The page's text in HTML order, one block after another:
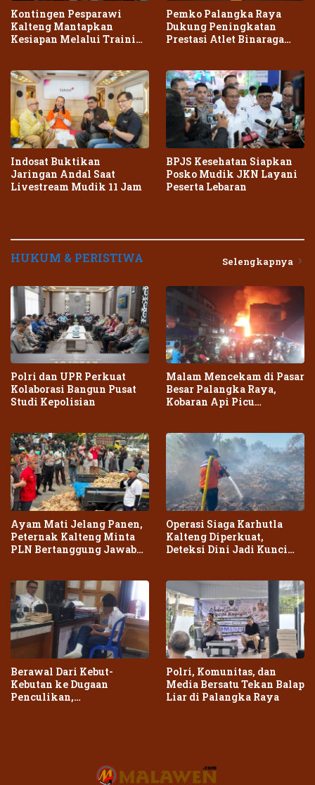
Kontingen Pesparawi
Kalteng Mantapkan
Kesiapan Melalui Training
Pemko Palangka Raya
Dukung Peningkatan
Prestasi Atlet Binaraga
Indosat Buktikan
Jaringan Andal Saat
Livestream Mudik 11 Jam
BPJS Kesehatan Siapkan
Posko Mudik JKN Layani
Peserta Lebaran
HUKUM & PERISTIWA Selengkapnya
Polri dan UPR Perkuat
Kolaborasi Bangun Pusat
Studi Kepolisian
Malam Mencekam di Pasar
Besar Palangka Raya,
Kobaran Api Picu
Ayam Mati Jelang Panen,
Peternak Kalteng Minta
PLN Bertanggung Jawab
Operasi Siaga Karhutla
Kalteng Diperkuat,
Deteksi Dini Jadi Kunci
Berawal Dari Kebut-
Kebutan ke Dugaan
Penculikan,
Polri, Komunitas, dan
Media Bersatu Tekan Balap
Liar di Palangka Raya